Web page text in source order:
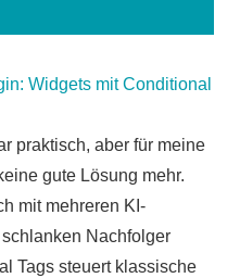
Widgets mit Conditional
praktisch, aber für meine
gute Lösung mehr.
mit mehreren KI-
Nachfolger
Tags steuert klassische